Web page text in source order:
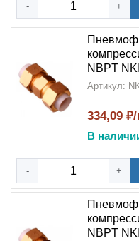
- +
NBPT
Артикул:
334,09
В
- +
NBPT